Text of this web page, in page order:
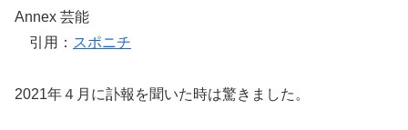
引用： スポニチ
2021年４月に訃報を聞いた時は驚きました。